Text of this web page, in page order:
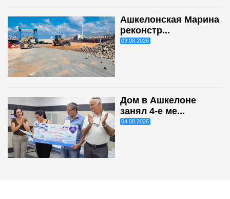
Ашкелонская Марина
реконстр...
03.08.2026
Дом в Ашкелоне
занял 4-е ме...
04.08.2026